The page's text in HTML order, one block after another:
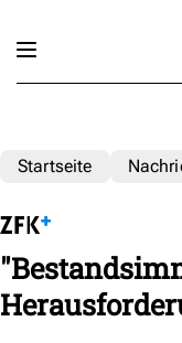
Startseite